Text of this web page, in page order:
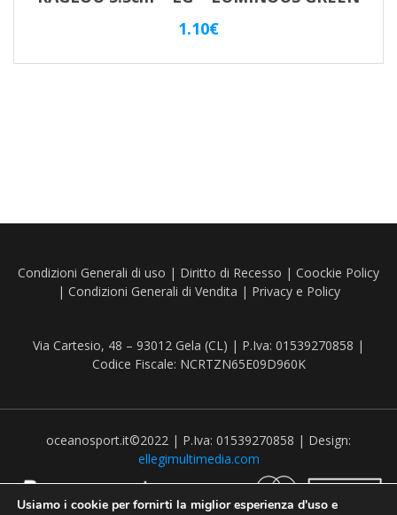
1.10€
Condizioni Generali di uso | Diritto di Recesso | Coockie Policy
| Condizioni Generali di Vendita | Privacy e Policy
Via Cartesio, 48 – 93012 Gela (CL) | P.Iva: 01539270858 |
Codice Fiscale: NCRTZN65E09D960K
oceanosport.it©2022 | P.Iva: 01539270858 | Design:
ellegimultimedia.com
Usiamo i cookie per fornirti la miglior esperienza d'uso e